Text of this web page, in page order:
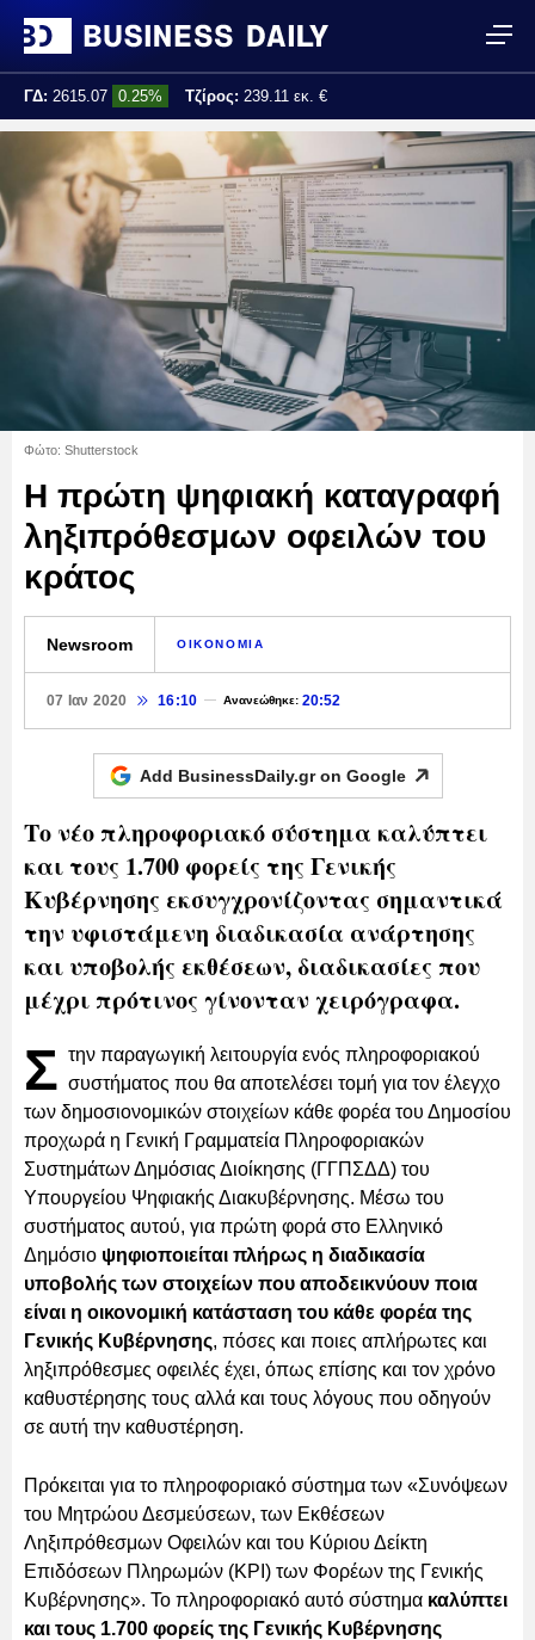
ΓΔ: 2615.07 0.25% Τζίρος: 239.11 εκ. €
Τελ. ενημέρωση: 17:25:01
Φώτο: Shutterstock
Η πρώτη ψηφιακή καταγραφή
ληξιπρόθεσμων οφειλών του
κράτος
Newsroom ΟΙΚΟΝΟΜΙΑ
07 Ιαν 2020 16:10 Ανανεώθηκε: 20:52
Add BusinessDaily.gr on Google
Το νέο πληροφοριακό σύστημα καλύπτει
και τους 1.700 φορείς της Γενικής
Κυβέρνησης εκσυγχρονίζοντας σημαντικά
την υφιστάμενη διαδικασία ανάρτησης
και υποβολής εκθέσεων, διαδικασίες που
μέχρι πρότινος γίνονταν χειρόγραφα.
Σ την παραγωγική λειτουργία ενός πληροφοριακού
συστήματος που θα αποτελέσει τομή για τον έλεγχο
των δημοσιονομικών στοιχείων κάθε φορέα του Δημοσίου
προχωρά η Γενική Γραμματεία Πληροφοριακών
Συστημάτων Δημόσιας Διοίκησης (ΓΓΠΣΔΔ) του
Υπουργείου Ψηφιακής Διακυβέρνησης. Μέσω του
συστήματος αυτού, για πρώτη φορά στο Ελληνικό
Δημόσιο ψηφιοποιείται πλήρως η διαδικασία
υποβολής των στοιχείων που αποδεικνύουν ποια
είναι η οικονομική κατάσταση του κάθε φορέα της
Γενικής Κυβέρνησης, πόσες και ποιες απλήρωτες και
ληξιπρόθεσμες οφειλές έχει, όπως επίσης και τον χρόνο
καθυστέρησης τους αλλά και τους λόγους που οδηγούν
σε αυτή την καθυστέρηση.
Πρόκειται για το πληροφοριακό σύστημα των «Συνόψεων
του Μητρώου Δεσμεύσεων, των Εκθέσεων
Ληξιπρόθεσμων Οφειλών και του Κύριου Δείκτη
Επιδόσεων Πληρωμών (KPI) των Φορέων της Γενικής
Κυβέρνησης». Το πληροφοριακό αυτό σύστημα καλύπτει
και τους 1.700 φορείς της Γενικής Κυβέρνησης